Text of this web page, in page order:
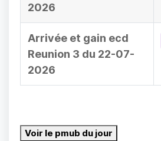
2026
Arrivée et gain ecd
Reunion 3 du 22-07-
2026
Voir le pmub du jour